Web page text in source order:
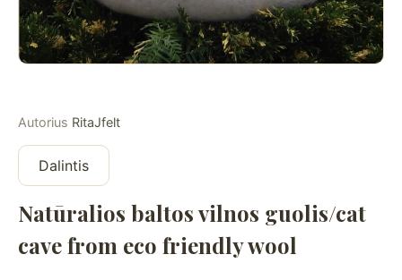
Autorius RitaJfelt
Dalintis
Natūralios baltos vilnos guolis/cat
cave from eco friendly wool